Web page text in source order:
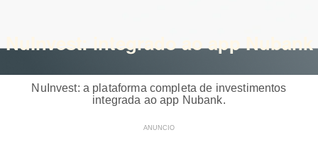
NuInvest: integrado ao app Nubank
NuInvest: a plataforma completa de investimentos
integrada ao app Nubank.
ANUNCIO